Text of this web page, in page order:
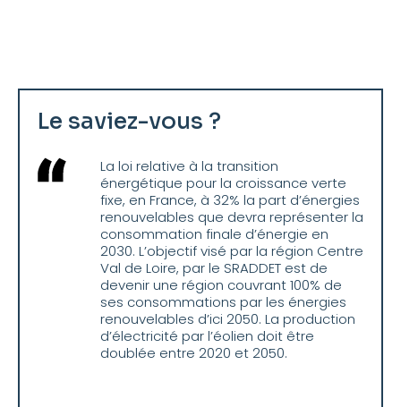
Le saviez-vous ?
La loi relative à la transition
énergétique pour la croissance verte
fixe, en France, à 32% la part d’énergies
renouvelables que devra représenter la
consommation finale d’énergie en
2030. L’objectif visé par la région Centre
Val de Loire, par le SRADDET est de
devenir une région couvrant 100% de
ses consommations par les énergies
renouvelables d’ici 2050. La production
d’électricité par l’éolien doit être
doublée entre 2020 et 2050.